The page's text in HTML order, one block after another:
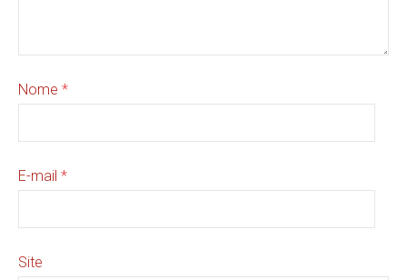
Nome *
E-mail *
Site